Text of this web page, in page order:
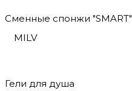
Сменные спонжи "SMART"
MILV
Гели для душа